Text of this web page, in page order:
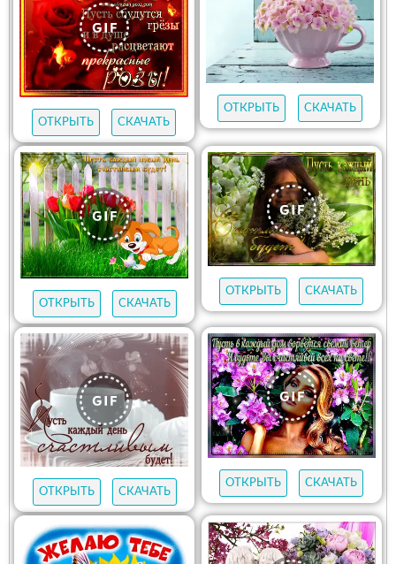
ОТКРЫТЬ СКАЧАТЬ
ОТКРЫТЬ СКАЧАТЬ
ОТКРЫТЬ СКАЧАТЬ
ОТКРЫТЬ СКАЧАТЬ
ОТКРЫТЬ СКАЧАТЬ
ОТКРЫТЬ СКАЧАТЬ